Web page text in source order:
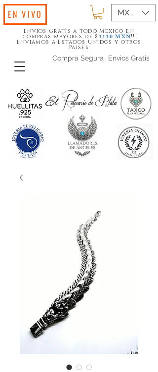
Envios Gratis
Compra Segura
Envios Gratis a todo Mexico en
compras mayores de $ 1119 MXN!!!
Enviamos a Estados Unidos y otros
Paises
MXN ($)
EN VIVO